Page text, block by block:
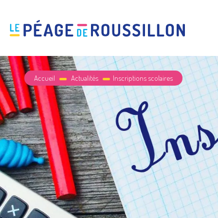
Accueil Actualités Inscriptions scolaires